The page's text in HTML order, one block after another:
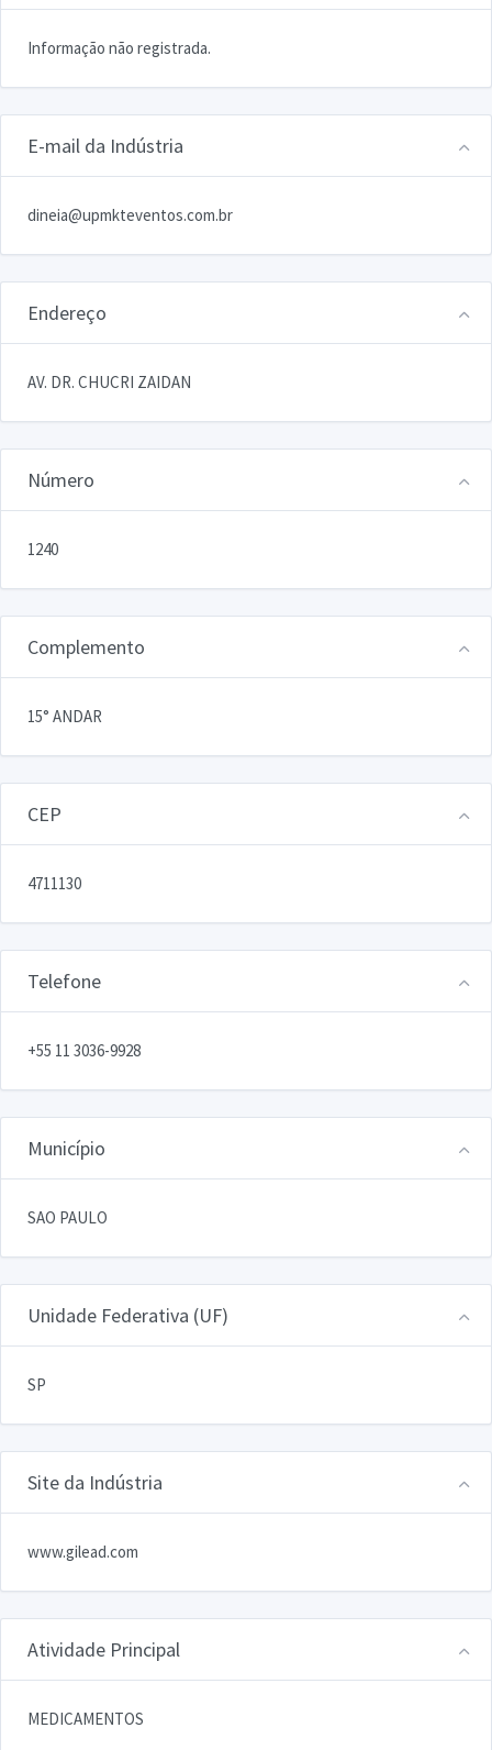
Informação não registrada.
E-mail da Indústria
dineia@upmkteventos.com.br
Endereço
AV. DR. CHUCRI ZAIDAN
Número
1240
Complemento
15° ANDAR
CEP
4711130
Telefone
+55 11 3036-9928
Município
SAO PAULO
Unidade Federativa (UF)
SP
Site da Indústria
www.gilead.com
Atividade Principal
MEDICAMENTOS